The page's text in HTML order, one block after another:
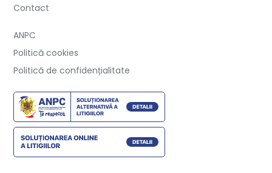
Contact
ANPC
Politică cookies
Politică de confidențialitate